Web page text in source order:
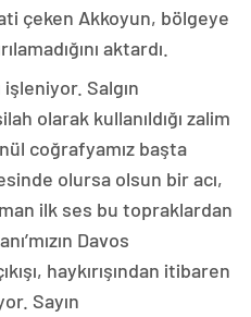
çeken Akkoyun, bölgeye
aktardı.
Salgın
olarak kullanıldığı zalim
coğrafyamız başta
olursa olsun bir acı,
ilk ses bu topraklardan
Davos
haykırışından itibaren
Sayın